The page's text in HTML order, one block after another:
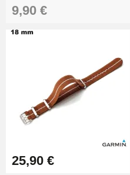
Boîte
Diamètre
Boîte
Montre -
Extracteur
Montre Facile
9,90 €
25,90 €